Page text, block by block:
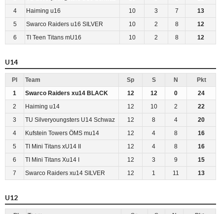
4
Haiming u16 10 3 7
13
5
Swarco Raiders u16 SILVER 10 2 8
12
6
TI Teen Titans mU16 10 2 8 12
U14
Pl Team Sp S N
Pkt
1
Swarco Raiders xu14 BLACK 12 12 0
24
2
Haiming u14 12 10 2
22
3
TU Silveryoungsters U14 Schwaz 12 8 4
20
4
Kufstein Towers ÖMS mu14 12 4 8
16
5
TI Mini Titans xU14 II 12 4 8
16
6
TI Mini Titans Xu14 I 12 3 9
15
7
Swarco Raiders xu14 SILVER 12 1 11 13
U12